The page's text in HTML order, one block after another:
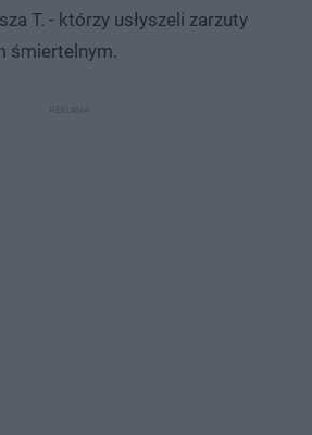
T. - którzy usłyszeli zarzuty
śmiertelnym.